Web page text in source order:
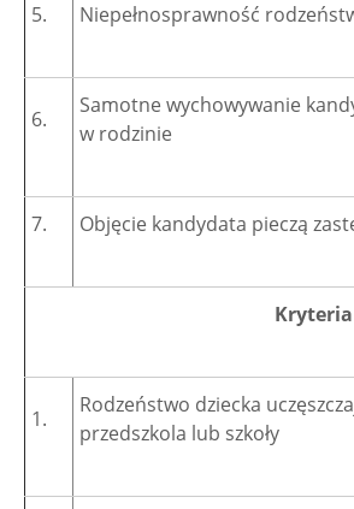
5. Niepełnosprawność
6.
Samotne wychowywanie
w rodzinie
7. Objęcie kandydata pieczą
1.
Rodzeństwo dziecka
przedszkola lub szkoły